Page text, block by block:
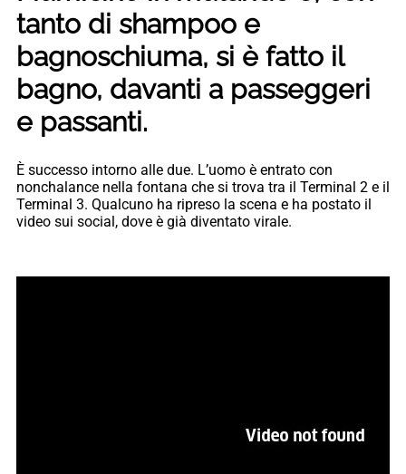
tanto di shampoo e
bagnoschiuma, si è fatto il
bagno, davanti a passeggeri
e passanti.
È successo intorno alle due. L’uomo è entrato con
nonchalance nella fontana che si trova tra il Terminal 2 e il
Terminal 3. Qualcuno ha ripreso la scena e ha postato il
video sui social, dove è già diventato virale.